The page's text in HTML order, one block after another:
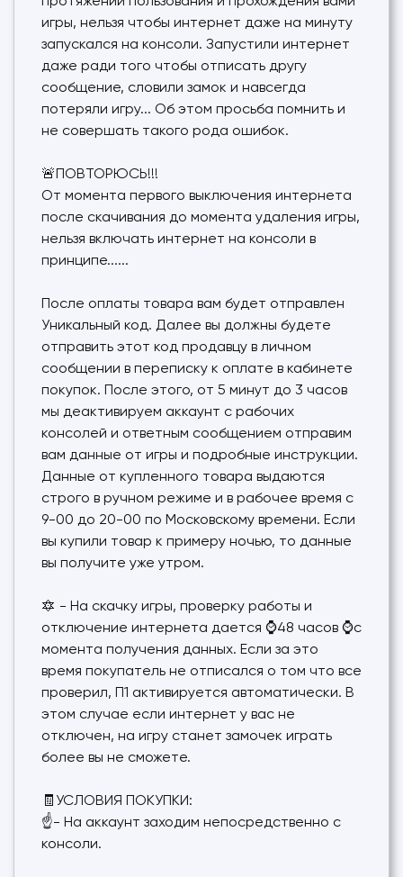
игры, нельзя чтобы интернет даже на минуту
запускался на консоли. Запустили интернет
даже ради того чтобы отписать другу
сообщение, словили замок и навсегда
потеряли игру... Об этом просьба помнить и
не совершать такого рода ошибок.
🚨ПОВТОРЮСЬ!!!
От момента первого выключения интернета
после скачивания до момента удаления игры,
нельзя включать интернет на консоли в
принципе......
После оплаты товара вам будет отправлен
Уникальный код. Далее вы должны будете
отправить этот код продавцу в личном
сообщении в переписку к оплате в кабинете
покупок. После этого, от 5 минут до 3 часов
мы деактивируем аккаунт с рабочих
консолей и ответным сообщением отправим
вам данные от игры и подробные инструкции.
Данные от купленного товара выдаются
строго в ручном режиме и в рабочее время с
9-00 до 20-00 по Московскому времени. Если
вы купили товар к примеру ночью, то данные
вы получите уже утром.
🔯 - На скачку игры, проверку работы и
отключение интернета дается ⌚48 часов ⌚с
момента получения данных. Если за это
время покупатель не отписался о том что все
проверил, П1 активируется автоматически. В
этом случае если интернет у вас не
отключен, на игру станет замочек играть
более вы не сможете.
🧾УСЛОВИЯ ПОКУПКИ:
☝- На аккаунт заходим непосредственно с
консоли.